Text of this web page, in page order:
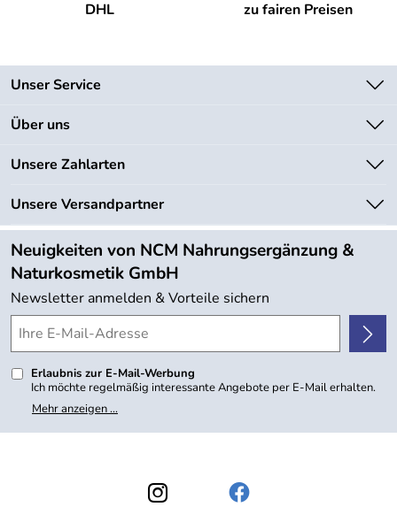
DHL
zu fairen Preisen
Unser Service
Kontakt
Lieferbedingungen
Kundenlogin
Über uns
Unsere Bestseller
Neu
Angebote
Kundenbewertungen (754)
4,9/5*****
Unsere Zahlarten
Unsere Versandpartner
Neuigkeiten von NCM Nahrungsergänzung &
Naturkosmetik GmbH
Newsletter anmelden & Vorteile sichern
Erlaubnis zur E-Mail-Werbung
Ich möchte regelmäßig interessante Angebote per E-Mail erhalten.
Meine E-Mail-Adresse wird nicht an andere Unternehmen
weitergegeben. Zu statistischen Zwecken wird in anonymer Form
den Link "Abmelden" am Ende des Newsletters anklicke oder die
Option Newsletter im Mitgliederbereich deaktiviere. Die
Mehr anzeigen ...